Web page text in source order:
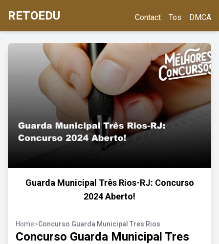
RETOEDU Contact Tos DMCA
Guarda Municipal Três Rios-RJ: Concurso
2024 Aberto!
Home>Concurso Guarda Municipal Tres Rios
Concurso Guarda Municipal Tres